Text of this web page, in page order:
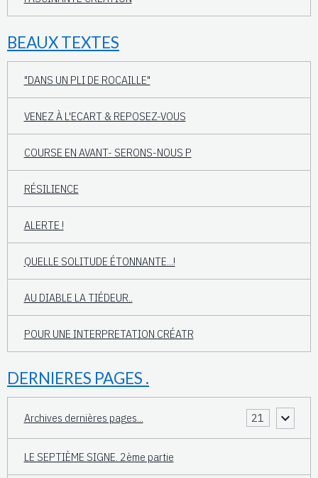
BEAUX TEXTES
"DANS UN PLI DE ROCAILLE"
VENEZ À L'ECART & REPOSEZ-VOUS
COURSE EN AVANT- SERONS-NOUS P
RÉSILIENCE
ALERTE !
QUELLE SOLITUDE ÉTONNANTE...!
AU DIABLE LA TIÉDEUR..
POUR UNE INTERPRETATION CRÉATR
DERNIERES PAGES .
Archives dernières pages... 21
LE SEPTIÈME SIGNE. 2ème partie